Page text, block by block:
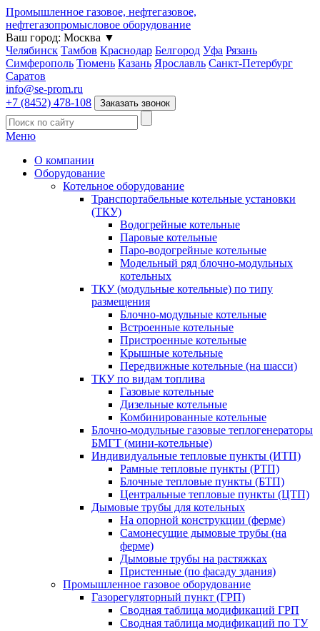
Промышленное газовое, нефтегазовое,
нефтегазопромысловое оборудование
Ваш город: Москва ▼
Челябинск Тамбов Краснодар Белгород Уфа Рязань
Симферополь Тюмень Казань Ярославль Санкт-Петербург
Саратов
info@se-prom.ru
+7 (8452) 478-108
Заказать звонок
Меню
О компании
Оборудование
Котельное оборудование
Транспортабельные котельные установки
(ТКУ)
Водогрейные котельные
Паровые котельные
Паро-водогрейные котельные
Модельный ряд блочно-модульных
котельных
ТКУ (модульные котельные) по типу
размещения
Блочно-модульные котельные
Встроенные котельные
Пристроенные котельные
Крышные котельные
Передвижные котельные (на шасси)
ТКУ по видам топлива
Газовые котельные
Дизельные котельные
Комбинированные котельные
Блочно-модульные газовые теплогенераторы
БМГТ (мини-котельные)
Индивидуальные тепловые пункты (ИТП)
Рамные тепловые пункты (РТП)
Блочные тепловые пункты (БТП)
Центральные тепловые пункты (ЦТП)
Дымовые трубы для котельных
На опорной конструкции (ферме)
Самонесущие дымовые трубы (на
ферме)
Дымовые трубы на растяжках
Пристенные (по фасаду здания)
Промышленное газовое оборудование
Газорегуляторный пункт (ГРП)
Сводная таблица модификаций ГРП
Сводная таблица модификаций по ТУ